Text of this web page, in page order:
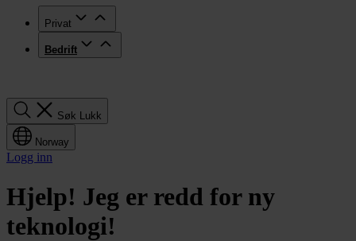
Privat
Bedrift
Søk Lukk
Norway
Logg inn
Hjelp! Jeg er redd for ny
teknologi!